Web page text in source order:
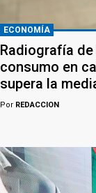
ECONOMÍA
Radiografía
consumo en
supera la
Por REDACCION